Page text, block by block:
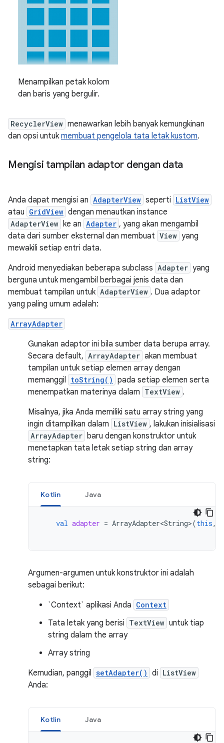
Menampilkan petak kolom
dan baris yang bergulir.
RecyclerView menawarkan lebih banyak kemungkinan
dan opsi untuk membuat pengelola tata letak kustom.
Mengisi tampilan adaptor dengan data
Anda dapat mengisi an AdapterView seperti ListView
atau GridView dengan menautkan instance
AdapterView ke an Adapter , yang akan mengambil
data dari sumber eksternal dan membuat View yang
mewakili setiap entri data.
Android menyediakan beberapa subclass Adapter yang
berguna untuk mengambil berbagai jenis data dan
membuat tampilan untuk AdapterView . Dua adaptor
yang paling umum adalah:
ArrayAdapter
Gunakan adaptor ini bila sumber data berupa array.
Secara default, ArrayAdapter akan membuat
tampilan untuk setiap elemen array dengan
memanggil toString() pada setiap elemen serta
menempatkan materinya dalam TextView .
Misalnya, jika Anda memiliki satu array string yang
ingin ditampilkan dalam ListView , lakukan inisialisasi
ArrayAdapter baru dengan konstruktor untuk
menetapkan tata letak setiap string dan array
string:
Kotlin Java
val adapter = ArrayAdapter<String>(this,
Argumen-argumen untuk konstruktor ini adalah
sebagai berikut:
`Context` aplikasi Anda Context
Tata letak yang berisi TextView untuk tiap
string dalam the array
Array string
Kemudian, panggil setAdapter() di ListView
Anda:
Kotlin Java